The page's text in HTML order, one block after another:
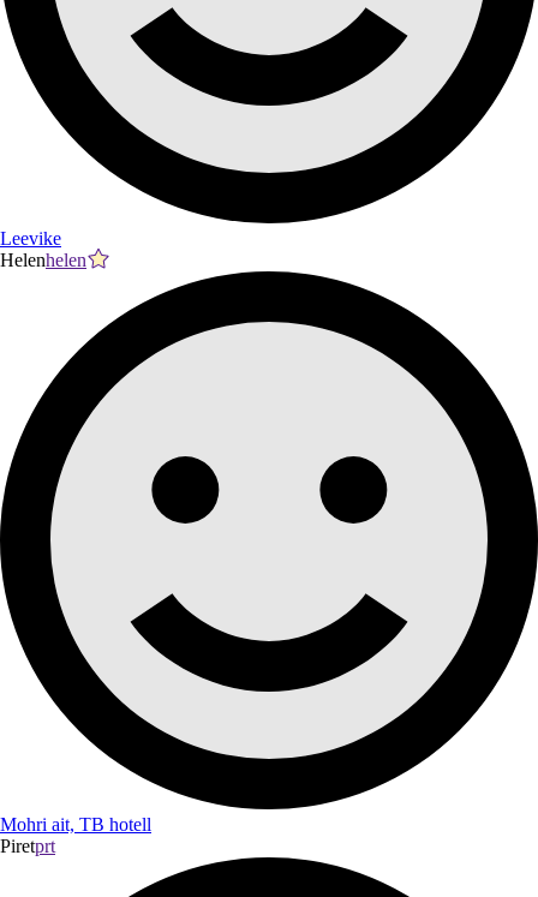
Leevike
Helenhelen
Mohri ait, TB hotell
Piretprt